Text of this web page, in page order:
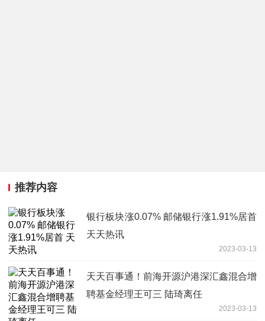
推荐内容
银行板块涨0.07% 邮储银行涨1.91%居首
天天热讯
2023-03-13
天天百事通！前海开源沪港深汇鑫混合增
聘基金经理王可三 陆琦离任
2023-03-13